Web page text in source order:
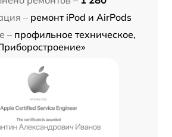
– ремонт iPod и AirPods
– профильное техническое,